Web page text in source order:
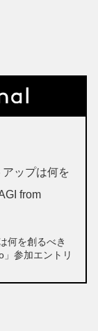
何を創るべき
参加エントリ